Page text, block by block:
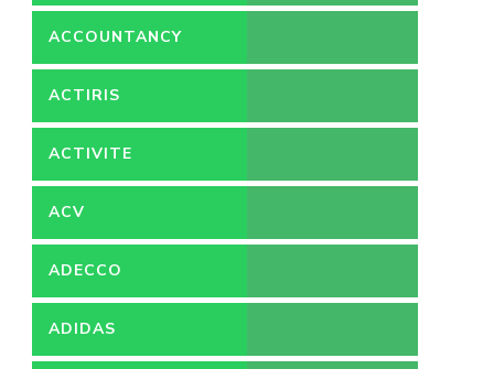
ACCOUNTANCY
ACTIRIS
ACTIVITE
ACV
ADECCO
ADIDAS